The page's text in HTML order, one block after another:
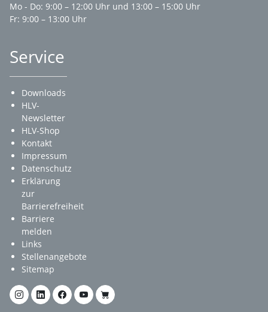
Mo - Do: 9:00 – 12:00 Uhr und 13:00 – 15:00 Uhr
Fr: 9:00 – 13:00 Uhr
Service
Downloads
HLV-
Newsletter
HLV-Shop
Kontakt
Impressum
Datenschutz
Erklärung
zur
Barrierefreiheit
Barriere
melden
Links
Stellenangebote
Sitemap